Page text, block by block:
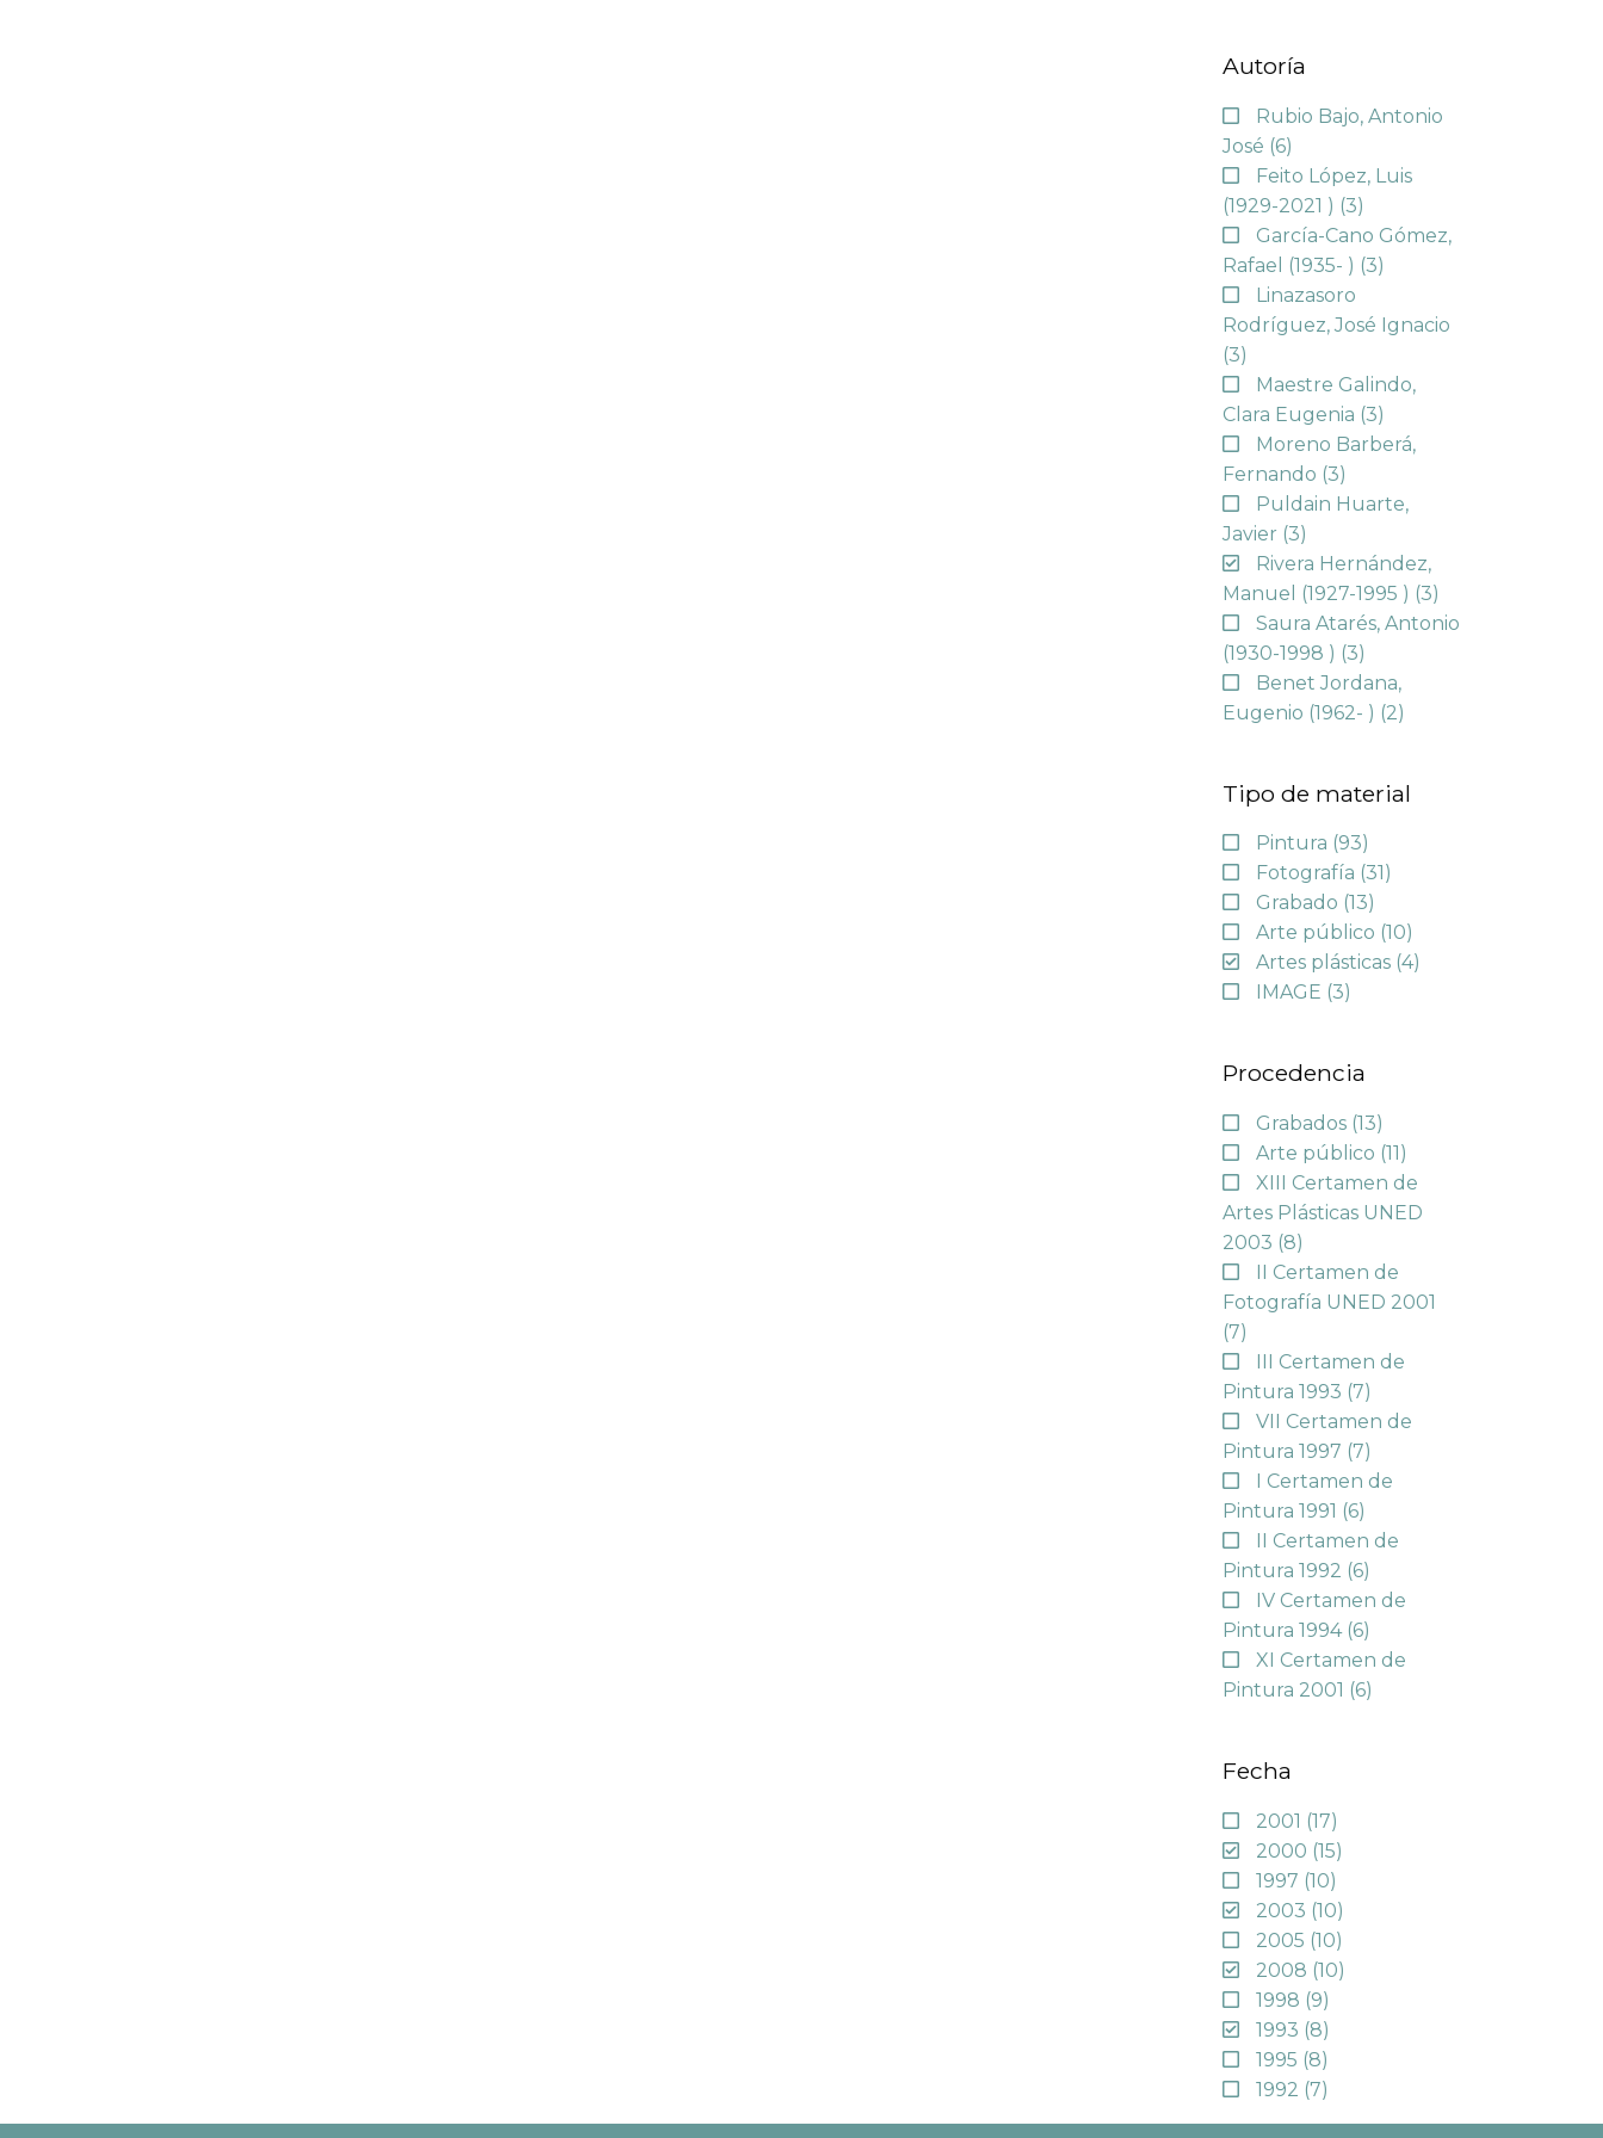
Autoría
Rubio Bajo, Antonio
José (6)
Feito López, Luis
(1929-2021 ) (3)
García-Cano Gómez,
Rafael (1935- ) (3)
Linazasoro
Rodríguez, José Ignacio
(3)
Maestre Galindo,
Clara Eugenia (3)
Moreno Barberá,
Fernando (3)
Puldain Huarte,
Javier (3)
Rivera Hernández,
Manuel (1927-1995 ) (3)
Saura Atarés, Antonio
(1930-1998 ) (3)
Benet Jordana,
Eugenio (1962- ) (2)
Tipo de material
Pintura (93)
Fotografía (31)
Grabado (13)
Arte público (10)
Artes plásticas (4)
IMAGE (3)
Procedencia
Grabados (13)
Arte público (11)
XIII Certamen de
Artes Plásticas UNED
2003 (8)
II Certamen de
Fotografía UNED 2001
(7)
III Certamen de
Pintura 1993 (7)
VII Certamen de
Pintura 1997 (7)
I Certamen de
Pintura 1991 (6)
II Certamen de
Pintura 1992 (6)
IV Certamen de
Pintura 1994 (6)
XI Certamen de
Pintura 2001 (6)
Fecha
2001 (17)
2000 (15)
1997 (10)
2003 (10)
2005 (10)
2008 (10)
1998 (9)
1993 (8)
1995 (8)
1992 (7)